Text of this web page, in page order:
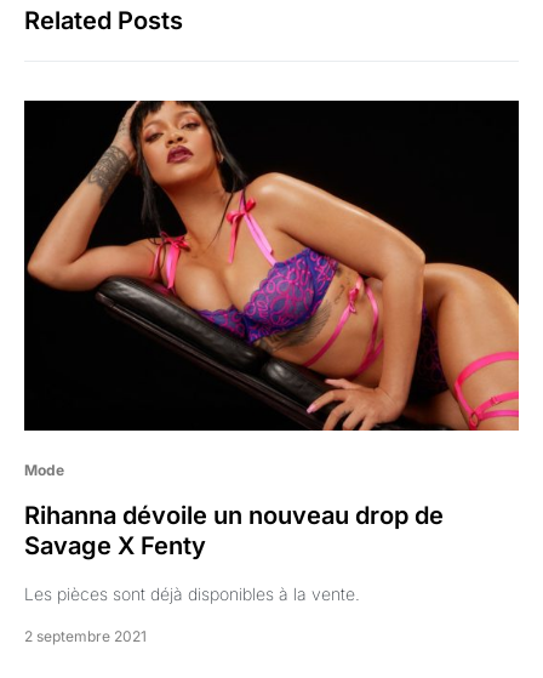
Related Posts
Mode
Rihanna dévoile un nouveau drop de
Savage X Fenty
Les pièces sont déjà disponibles à la vente.
2 septembre 2021